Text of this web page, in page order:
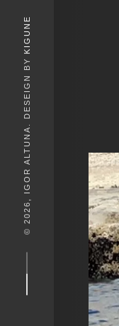
© 2026, IGOR ALTUNA. DESEIGN BY
KIGUNE